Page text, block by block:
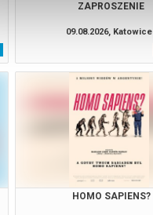
ZAPROSZENIE
09.08.2026, Katowice
HOMO SAPIENS?